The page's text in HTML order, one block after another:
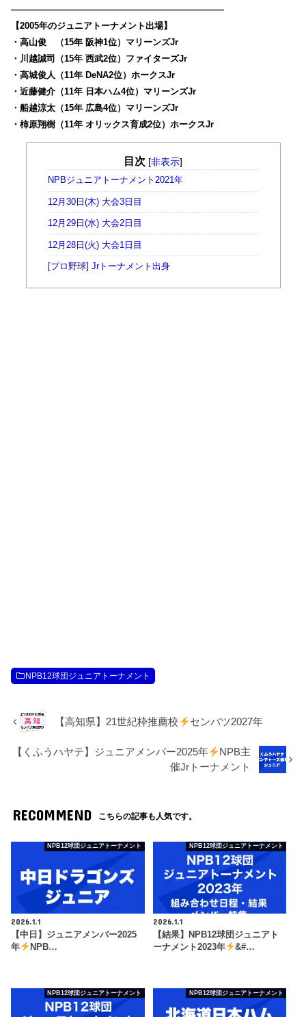
————————————————————————
【2005年のジュニアトーナメント出場】
・高山俊 （15年 阪神1位）マリーンズJr
・川越誠司（15年 西武2位）ファイターズJr
・高城俊人（11年 DeNA2位）ホークスJr
・近藤健介（11年 日本ハム4位）マリーンズJr
・船越涼太（15年 広島4位）マリーンズJr
・柿原翔樹（11年 オリックス育成2位）ホークスJr
目次 [非表示]
NPBジュニアトーナメント2021年
12月30日(木) 大会3日目
12月29日(水) 大会2日目
12月28日(火) 大会1日目
[プロ野球] Jrトーナメント出身
NPB12球団ジュニアトーナメント
【高知県】21世紀枠推薦校 センバツ2027年
【くふうハヤテ】ジュニアメンバー2025年
NPB主
催Jrトーナメント
RECOMMEND こちらの記事も人気です。
NPB12球団ジュニアトーナメント
2026.1.1
【中日】ジュニアメンバー2025
年
NPB…
NPB12球団ジュニアトーナメント
2026.1.1
【結果】NPB12球団ジュニアト
ーナメント2023年
&#…
NPB12球団ジュニアトーナメント NPB12球団ジュニアトーナメント